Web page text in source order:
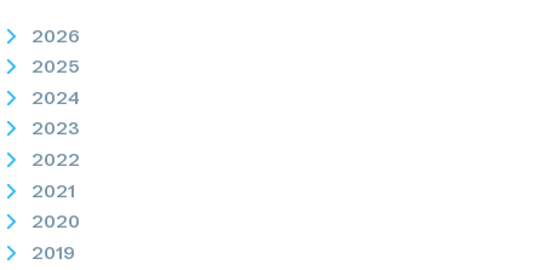
2026
2025
2024
2023
2022
2021
2020
2019